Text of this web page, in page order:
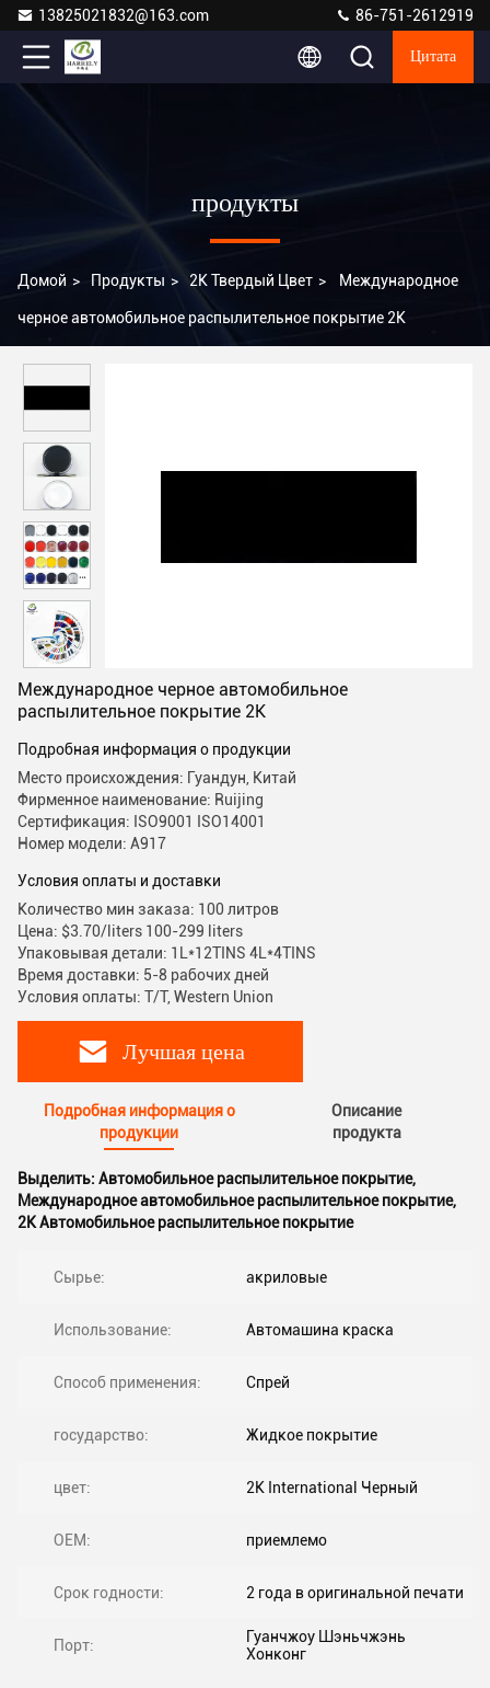
13825021832@163.com 86-751-2612919
Цитата
продукты
Домой > Продукты > 2K Твердый Цвет > Международное
черное автомобильное распылительное покрытие 2K
Международное черное автомобильное
распылительное покрытие 2K
Подробная информация о продукции
Место происхождения: Гуандун, Китай
Фирменное наименование: Ruijing
Сертификация: ISO9001 ISO14001
Номер модели: А917
Условия оплаты и доставки
Количество мин заказа: 100 литров
Цена: $3.70/liters 100-299 liters
Упаковывая детали: 1L*12TINS 4L*4TINS
Время доставки: 5-8 рабочих дней
Условия оплаты: T/T, Western Union
Лучшая цена
Подробная информация о
продукции
Описание
продукта
Выделить: Автомобильное распылительное покрытие,
Международное автомобильное распылительное покрытие,
2K Автомобильное распылительное покрытие
Сырье: акриловые
Использование: Автомашина краска
Способ применения: Спрей
государство: Жидкое покрытие
цвет: 2K International Черный
OEM: приемлемо
Срок годности: 2 года в оригинальной печати
Порт:
Гуанчжоу Шэньчжэнь
Хонконг